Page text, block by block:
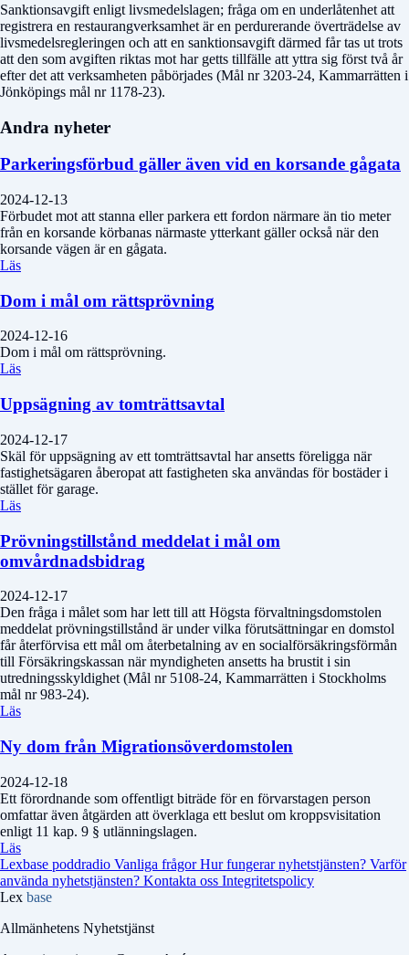
Sanktionsavgift enligt livsmedelslagen; fråga om en underlåtenhet att
registrera en restaurangverksamhet är en perdurerande överträdelse av
livsmedelsregleringen och att en sanktionsavgift därmed får tas ut trots
att den som avgiften riktas mot har getts tillfälle att yttra sig först två år
efter det att verksamheten påbörjades (Mål nr 3203-24, Kammarrätten i
Jönköpings mål nr 1178-23).
Andra nyheter
Parkeringsförbud gäller även vid en korsande gågata
2024-12-13
Förbudet mot att stanna eller parkera ett fordon närmare än tio meter
från en korsande körbanas närmaste ytterkant gäller också när den
korsande vägen är en gågata.
Läs
Dom i mål om rättsprövning
2024-12-16
Dom i mål om rättsprövning.
Läs
Uppsägning av tomträttsavtal
2024-12-17
Skäl för uppsägning av ett tomträttsavtal har ansetts föreligga när
fastighetsägaren åberopat att fastigheten ska användas för bostäder i
stället för garage.
Läs
Prövningstillstånd meddelat i mål om
omvårdnadsbidrag
2024-12-17
Den fråga i målet som har lett till att Högsta förvaltningsdomstolen
meddelat prövningstillstånd är under vilka förutsättningar en domstol
får återförvisa ett mål om återbetalning av en socialförsäkringsförmån
till Försäkringskassan när myndigheten ansetts ha brustit i sin
utredningsskyldighet (Mål nr 5108-24, Kammarrätten i Stockholms
mål nr 983-24).
Läs
Ny dom från Migrationsöverdomstolen
2024-12-18
Ett förordnande som offentligt biträde för en förvarstagen person
omfattar även åtgärden att överklaga ett beslut om kroppsvisitation
enligt 11 kap. 9 § utlänningslagen.
Läs
Lexbase poddradio Vanliga frågorHur fungerar nyhetstjänsten? Varför
använda nyhetstjänsten? Kontakta oss Integritetspolicy
Lex base
Allmänhetens Nyhetstjänst